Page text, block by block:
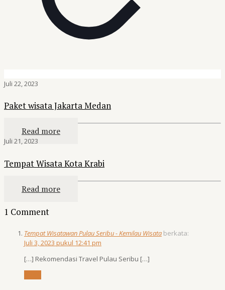
Juli 22, 2023
Paket wisata Jakarta Medan
Read more
Juli 21, 2023
Tempat Wisata Kota Krabi
Read more
1 Comment
Tempat Wisatawan Pulau Seribu - Kemilau Wisata berkata:
Juli 3, 2023 pukul 12:41 pm
[…] Rekomendasi Travel Pulau Seribu […]